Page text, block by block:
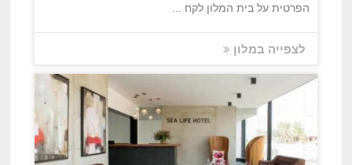
הפרטית על בית המלון לקח ...
לצפייה במלון